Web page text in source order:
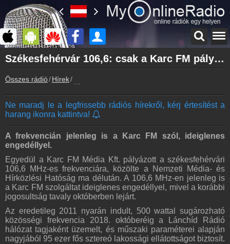
Főoldal
myonlineradio.hu
Bejelentkezés
Kapcsolat
Írj nekünk!
Partnerek
Rádiós partnerek
Rádió beágyazás
Ágyazd be weboldaladba
Online rádió készítés
Készítés lépésről lépésre
Székesfehérvár 106,6: csak a Karc FM pályázott
Összes rádió Hírek
Ne maradj le a legfrissebb rádiós hírekről, kérj értesítést a
harang ikonra kattintva!
A frekvencián jelenleg is a Karc FM szól, ideiglenes
engedéllyel.
Egyedül a Karc FM Média Kft. pályázott a székesfehérvári
106,6 MHz-es frekvenciára, közölte a Nemzeti Média- és
Hírközlési Hatóság ma délután. A 106,6 MHz-en jelenleg is
a Karc FM szolgáltat ideiglenes engedéllyel, mivel a korábbi
jogosultság tavaly októberben lejárt.
Az eredetileg 2011 nyarán indult, 500 wattal sugározható
közösségi frekvencia 2018. októberéig a Lánchíd Rádió
hálózat tagjaként üzemelt, és műszaki paraméterei alapján
nagyjából 95 ezer fős sztereó lakossági ellátottságot biztosít.